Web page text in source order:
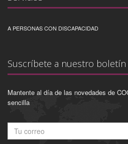
A PERSONAS CON DISCAPACIDAD
Suscríbete a nuestro boletín
Mantente al día de las novedades de
sencilla